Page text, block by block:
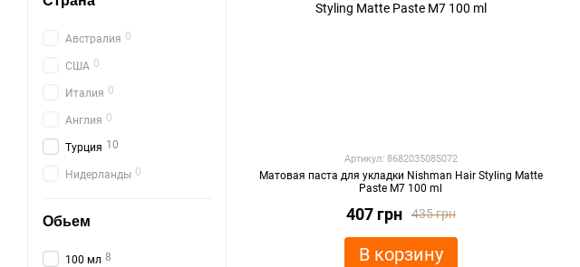
Артикул: 8682035085072
Матовая паста для укладки Nishman Hair Styling Matte
Paste M7 100 ml
435 грн
407 грн
В корзину
Австралия 0
США 0
Италия 0
Англия 0
Турция 10
Нидерланды 0
Обьем
100 мл 8